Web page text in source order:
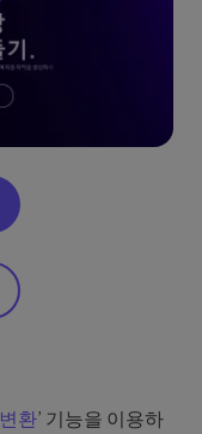
환’ 기능을 이용하